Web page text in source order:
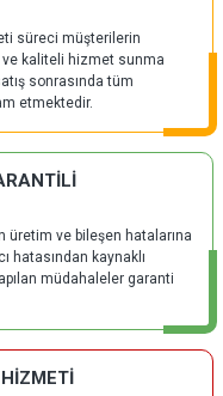
süreci müşterilerin
ve kaliteli hizmet sunma
sonrasında tüm
etmektedir.
üretim ve bileşen hatalarına
hatasından kaynaklı
müdahaleler garanti